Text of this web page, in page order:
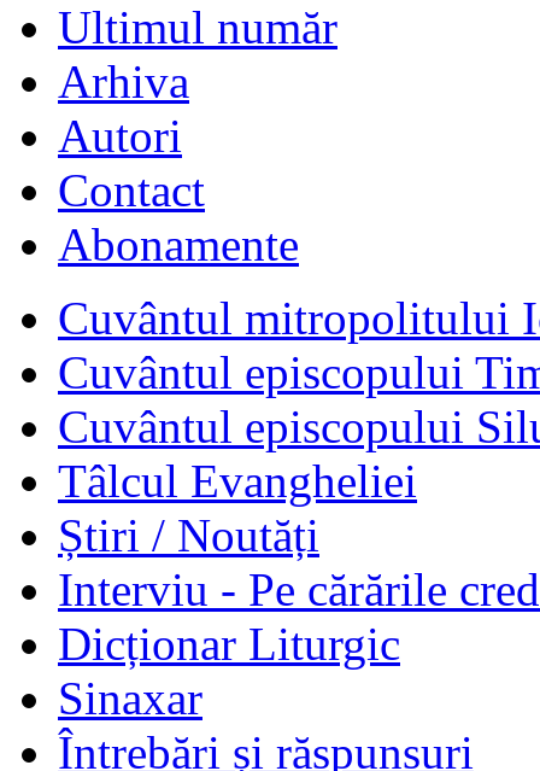
Ultimul număr
Arhiva
Autori
Contact
Abonamente
Cuvântul mitropolitului
Cuvântul episcopului
Cuvântul episcopului
Tâlcul Evangheliei
Știri / Noutăți
Interviu - Pe cărările
Dicționar Liturgic
Sinaxar
Întrebări și răspunsuri